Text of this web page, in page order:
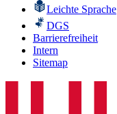
Leichte Sprache
DGS
Barrierefreiheit
Intern
Sitemap